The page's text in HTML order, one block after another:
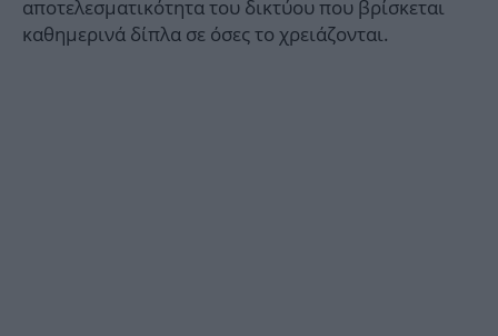
αποτελεσματικότητα του δικτύου που βρίσκεται
καθημερινά δίπλα σε όσες το χρειάζονται.